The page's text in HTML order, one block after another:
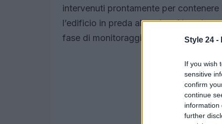
Style 24 -
If you wish
sensitive
confirm
continue
information
further
intervenuti prontamente per
l’edificio in preda al panico. Non si
fase di monitoraggio.